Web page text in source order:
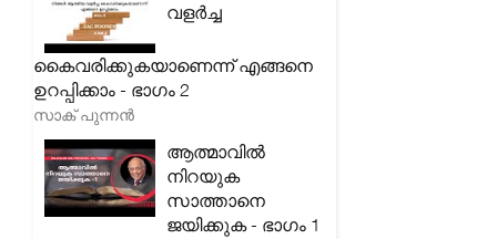
വളർച്ച
കൈവരിക്കുകയാണെന്ന് എങ്ങനെ
ഉറപ്പിക്കാം - ഭാഗം 2
സാക് പുന്നൻ
ആത്മാവിൽ
നിറയുക
സാത്താനെ
ജയിക്കുക - ഭാഗം 1